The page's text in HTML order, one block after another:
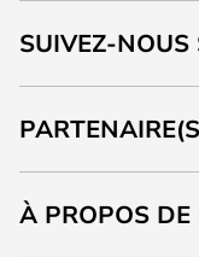
SUIVEZ-NOUS
À PROPOS DE